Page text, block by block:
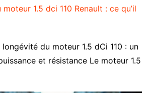
1.5 dci 110 Renault : ce qu’il
du moteur 1.5 dCi 110 : un
et résistance Le moteur 1.5